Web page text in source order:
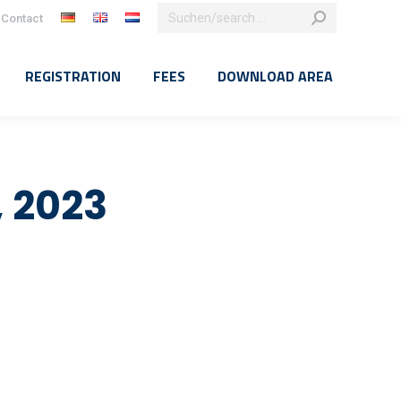
Contact
Search:
REGISTRATION FEES DOWNLOAD AREA
2023